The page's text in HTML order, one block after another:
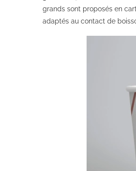
grands sont proposés en
adaptés au contact de